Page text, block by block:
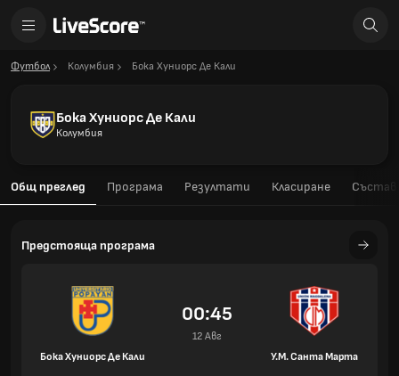
Футбол Колумбия Бока Хуниорс Де Кали
Бока Хуниорс Де Кали
Колумбия
Общ преглед Програма Резултати Класиране Състав
Предстояща програма
Бока Хуниорс Де Кали
00:45
12 Авг
У.М. Санта Марта